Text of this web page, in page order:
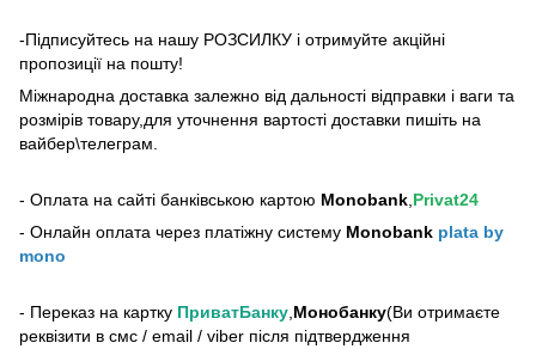
-Підписуйтесь на нашу РОЗСИЛКУ і отримуйте акційні
пропозиції на пошту!
Міжнародна доставка залежно від дальності відправки і ваги та
розмірів товару,для уточнення вартості доставки пишіть на
вайбер\телеграм.
- Оплата на сайті банківською картою Monobank,Privat24
- Онлайн оплата через платіжну систему Monobank plata by
mono
- Переказ на картку ПриватБанку,Монобанку(Ви отримаєте
реквізити в смс / email / viber після підтвердження